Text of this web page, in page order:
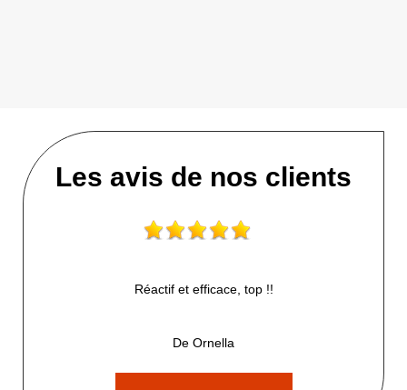
Les avis de nos clients
Réactif et efficace, top !!
De Ornella